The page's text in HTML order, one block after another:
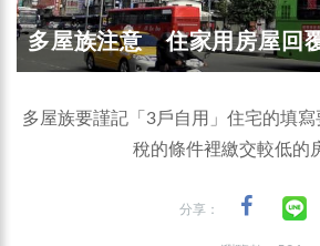
多屋族注意 住家用房屋回
多屋族要謹記「3戶自用」住宅的填
稅的條件裡繳交較低的
分享：